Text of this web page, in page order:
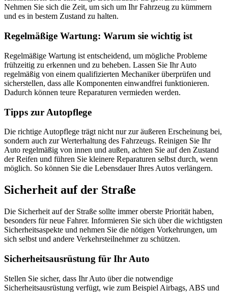
Nehmen Sie sich die Zeit, um sich um Ihr Fahrzeug zu kümmern
und es in bestem Zustand zu halten.
Regelmäßige Wartung: Warum sie wichtig ist
Regelmäßige Wartung ist entscheidend, um mögliche Probleme
frühzeitig zu erkennen und zu beheben. Lassen Sie Ihr Auto
regelmäßig von einem qualifizierten Mechaniker überprüfen und
sicherstellen, dass alle Komponenten einwandfrei funktionieren.
Dadurch können teure Reparaturen vermieden werden.
Tipps zur Autopflege
Die richtige Autopflege trägt nicht nur zur äußeren Erscheinung bei,
sondern auch zur Werterhaltung des Fahrzeugs. Reinigen Sie Ihr
Auto regelmäßig von innen und außen, achten Sie auf den Zustand
der Reifen und führen Sie kleinere Reparaturen selbst durch, wenn
möglich. So können Sie die Lebensdauer Ihres Autos verlängern.
Sicherheit auf der Straße
Die Sicherheit auf der Straße sollte immer oberste Priorität haben,
besonders für neue Fahrer. Informieren Sie sich über die wichtigsten
Sicherheitsaspekte und nehmen Sie die nötigen Vorkehrungen, um
sich selbst und andere Verkehrsteilnehmer zu schützen.
Sicherheitsausrüstung für Ihr Auto
Stellen Sie sicher, dass Ihr Auto über die notwendige
Sicherheitsausrüstung verfügt, wie zum Beispiel Airbags, ABS und